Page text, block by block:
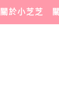
關於小芝芝